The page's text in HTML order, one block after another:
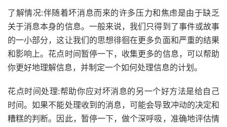
了解情况:伴随着坏消息而来的许多压力和焦虑是由于缺乏
关于消息本身的信息。一般来说，我们只得到了事件或故事
的一小部分，这让我们的思想徘徊在更多负面和严重的结果
和影响上。花点时间暂停一下，收集更多的信息，可以帮助
你更好地理解信息，并制定一个如何处理信息的计划。
花点时间处理:帮助你应对坏消息的另一个好方法是给自己
时间。如果不能处理收到的消息，可能会导致冲动的决定和
糟糕的判断。因此，暂停一下，做个深呼吸，准确地评估情